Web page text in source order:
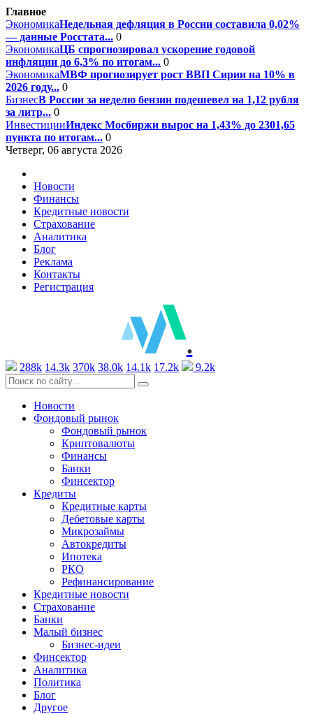
Главное
ЭкономикаНедельная дефляция в России составила 0,02%
— данные Росстата... 0
ЭкономикаЦБ спрогнозировал ускорение годовой
инфляции до 6,3% по итогам... 0
ЭкономикаМВФ прогнозирует рост ВВП Сирии на 10% в
2026 году... 0
БизнесВ России за неделю бензин подешевел на 1,12 рубля
за литр... 0
ИнвестицииИндекс Мосбиржи вырос на 1,43% до 2301,65
пункта по итогам... 0
Четверг, 06 августа 2026
Новости
Финансы
Кредитные новости
Страхование
Аналитика
Блог
Реклама
Контакты
Регистрация
.
288k 14.3k 370k 38.0k 14.1k 17.2k 9.2k
Новости
Фондовый рынок
Фондовый рынок
Криптовалюты
Финансы
Банки
Финсектор
Кредиты
Кредитные карты
Дебетовые карты
Микрозаймы
Автокредиты
Ипотека
РКО
Рефинансирование
Кредитные новости
Страхование
Банки
Малый бизнес
Бизнес-идеи
Финсектор
Аналитика
Политика
Блог
Другое